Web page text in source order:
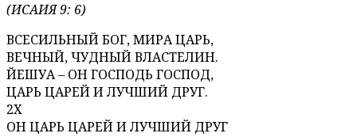
(ИСАИЯ 9: 6)
ВСЕСИЛЬНЫЙ БОГ, МИРА ЦАРЬ,
ВЕЧНЫЙ, ЧУДНЫЙ ВЛАСТЕЛИН.
ЙЕШУА – ОН ГОСПОДЬ ГОСПОД,
ЦАРЬ ЦАРЕЙ И ЛУЧШИЙ ДРУГ.
2Х
ОН ЦАРЬ ЦАРЕЙ И ЛУЧШИЙ ДРУГ